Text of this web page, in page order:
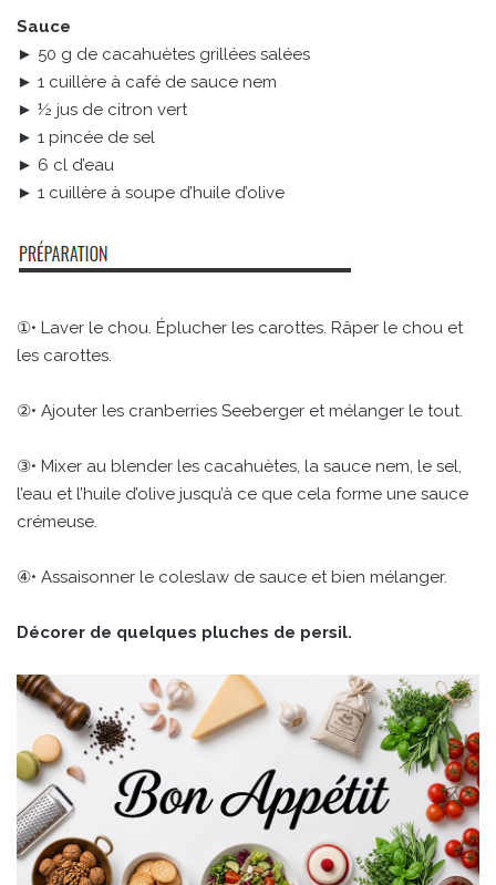
Sauce
► 50 g de cacahuètes grillées salées
► 1 cuillère à café de sauce nem
► ½ jus de citron vert
► 1 pincée de sel
► 6 cl d’eau
► 1 cuillère à soupe d’huile d’olive
①• Laver le chou. Éplucher les carottes. Râper le chou et
les carottes.
②• Ajouter les cranberries Seeberger et mélanger le tout.
③• Mixer au blender les cacahuètes, la sauce nem, le sel,
l’eau et l’huile d’olive jusqu’à ce que cela forme une sauce
crémeuse.
④• Assaisonner le coleslaw de sauce et bien mélanger.
Décorer de quelques pluches de persil.